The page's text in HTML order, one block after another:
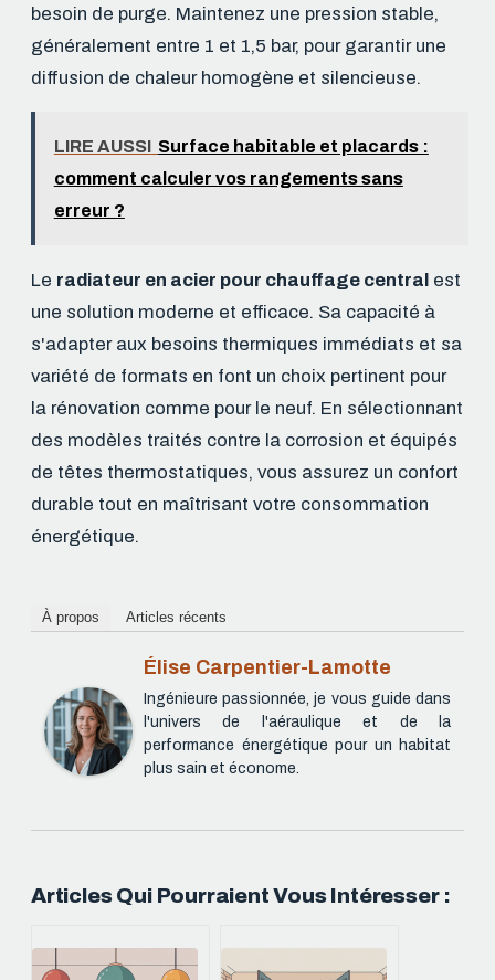
besoin de purge. Maintenez une pression stable,
généralement entre 1 et 1,5 bar, pour garantir une
diffusion de chaleur homogène et silencieuse.
LIRE AUSSI Surface habitable et placards :
comment calculer vos rangements sans
erreur ?
Le radiateur en acier pour chauffage central est
une solution moderne et efficace. Sa capacité à
s'adapter aux besoins thermiques immédiats et sa
variété de formats en font un choix pertinent pour
la rénovation comme pour le neuf. En sélectionnant
des modèles traités contre la corrosion et équipés
de têtes thermostatiques, vous assurez un confort
durable tout en maîtrisant votre consommation
énergétique.
À propos Articles récents
Élise Carpentier-Lamotte
Ingénieure passionnée, je vous guide dans
l'univers de l'aéraulique et de la
performance énergétique pour un habitat
plus sain et économe.
Articles Qui Pourraient Vous Intéresser :